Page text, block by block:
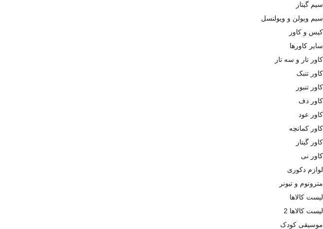
سیم گیتار
سیم ویولن و ویولنسل
کیس و کاور
سایر کاورها
کاور تار و سه تار
کاور تنبک
کاور تنبور
کاور دف
کاور عود
کاور کمانچه
کاور گیتار
کاور نی
لوازم دکوری
مترونوم و تیونر
لیست کالاها
لیست کالاها 2
موسیقی کودک